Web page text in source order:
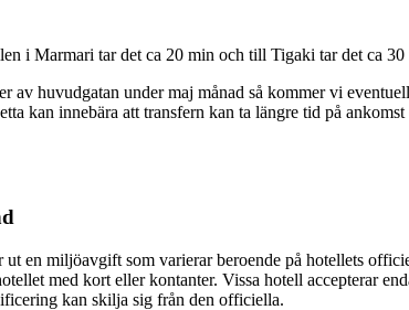
i Marmari tar det ca 20 min och till Tigaki tar det ca 30
av huvudgatan under maj månad så kommer vi
kan innebära att transfern kan ta längre tid på ankomst
ut en miljöavgift som varierar beroende på hotellets
med kort eller kontanter. Vissa hotell accepterar
kan skilja sig från den officiella.